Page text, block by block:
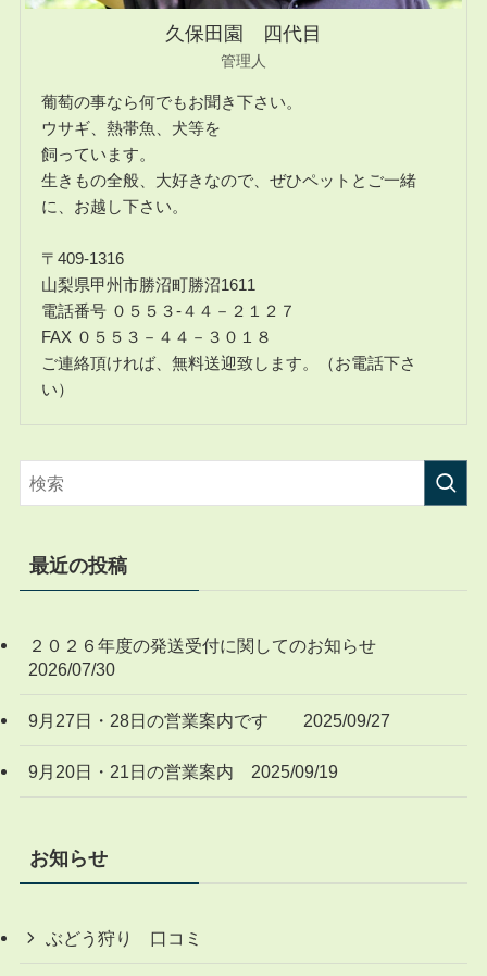
久保田園 四代目
管理人
葡萄の事なら何でもお聞き下さい。
ウサギ、熱帯魚、犬等を
飼っています。
生きもの全般、大好きなので、ぜひペットとご一緒
に、お越し下さい。
〒409-1316
山梨県甲州市勝沼町勝沼1611
電話番号 ０５５３-４４－２１２７
FAX ０５５３－４４－３０１８
ご連絡頂ければ、無料送迎致します。（お電話下さ
い）
最近の投稿
２０２６年度の発送受付に関してのお知らせ
2026/07/30
9月27日・28日の営業案内です 2025/09/27
9月20日・21日の営業案内 2025/09/19
お知らせ
ぶどう狩り 口コミ